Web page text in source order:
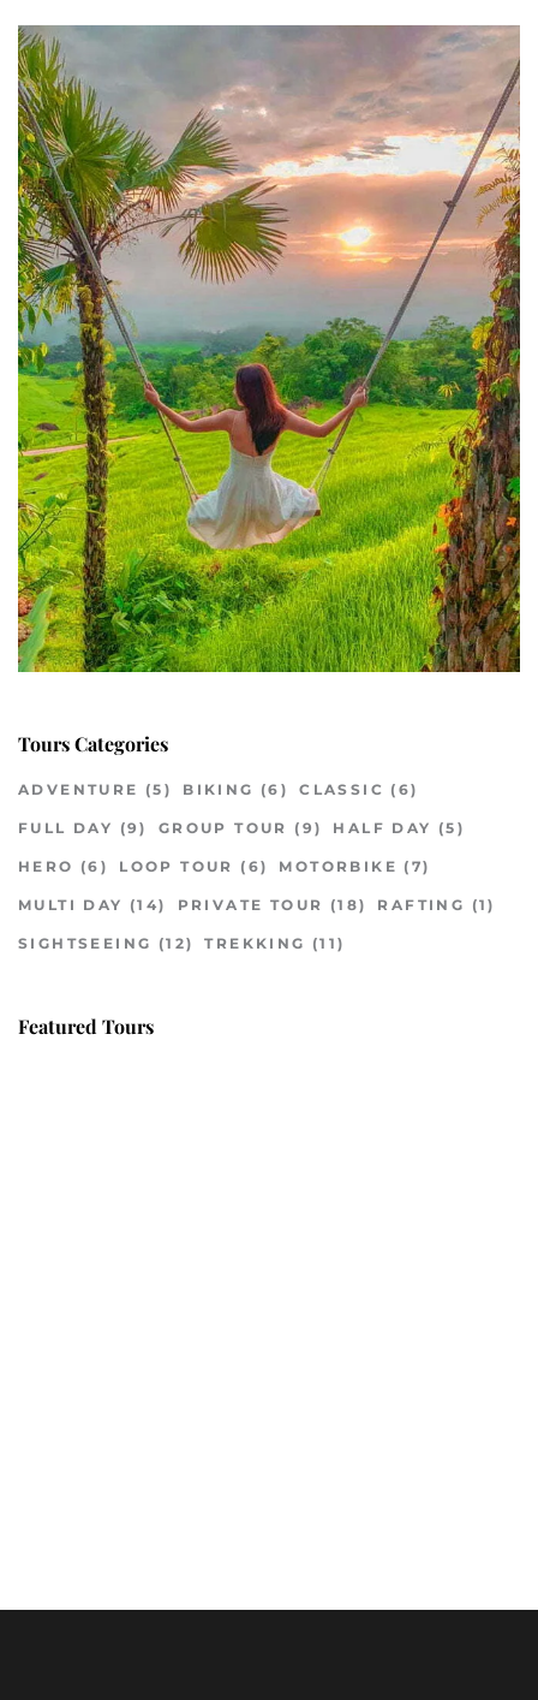
Tours Categories
ADVENTURE (5) BIKING (6) CLASSIC (6)
FULL DAY (9) GROUP TOUR (9) HALF DAY (5)
HERO (6) LOOP TOUR (6) MOTORBIKE (7)
MULTI DAY (14) PRIVATE TOUR (18) RAFTING (1)
SIGHTSEEING (12) TREKKING (11)
Featured Tours